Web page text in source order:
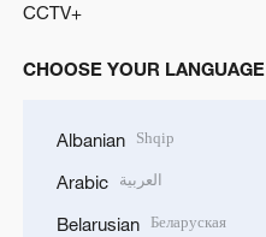
CCTV+
CHOOSE YOUR LANGUAGE
Albanian Shqip
Arabic العربية
Belarusian Беларуская